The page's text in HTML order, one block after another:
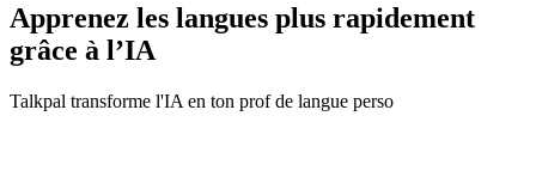
Apprenez les langues plus rapidement
grâce à l’IA
Talkpal transforme l'IA en ton prof de langue perso